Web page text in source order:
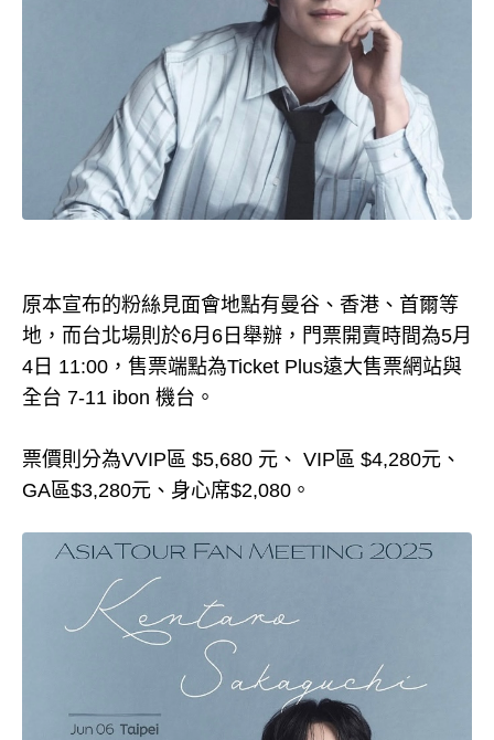
原本宣布的粉絲見面會地點有曼谷、香港、首爾等
地，而台北場則於6月6日舉辦，門票開賣時間為5月
4日 11:00，售票端點為Ticket Plus遠大售票網站與
全台 7-11 ibon 機台。
票價則分為VVIP區 $5,680 元、 VIP區 $4,280元、
GA區$3,280元、身心席$2,080。